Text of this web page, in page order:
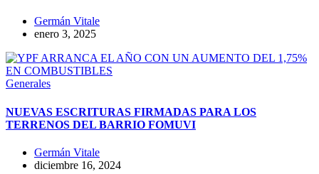
Germán Vitale
enero 3, 2025
Generales
NUEVAS ESCRITURAS FIRMADAS PARA LOS
TERRENOS DEL BARRIO FOMUVI
Germán Vitale
diciembre 16, 2024